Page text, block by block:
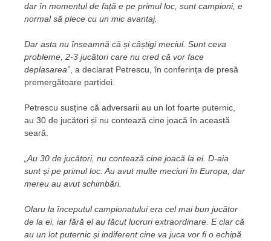
dar în momentul de față e pe primul loc, sunt campioni, e
normal să plece cu un mic avantaj.
Dar asta nu înseamnă că și câștigi meciul. Sunt ceva
probleme, 2-3 jucători care nu cred că vor face
deplasarea” , a declarat Petrescu, în conferința de presă
premergătoare partidei.
Petrescu susține că adversarii au un lot foarte puternic,
au 30 de jucători și nu contează cine joacă în această
seară.
„Au 30 de jucători, nu contează cine joacă la ei. D-aia
sunt și pe primul loc. Au avut multe meciuri în Europa, dar
mereu au avut schimbări.
Olaru la începutul campionatului era cel mai bun jucător
de la ei, iar fără el au făcut lucruri extraordinare. E clar că
au un lot puternic și indiferent cine va juca vor fi o echipă